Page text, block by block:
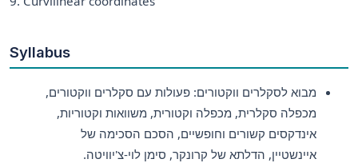
Syllabus
מבוא לסקלרים ווקטורים: פעולות עם סקלרים ווקטורים,
מכפלה סקלרית, מכפלה וקטורית, משוואות וקטוריות,
אינדקסים קשורים וחופשיים, הסכם הסכימה של
איינשטיין, הדלתא של קרונקר, סימן לוי-צ'יוויטה.